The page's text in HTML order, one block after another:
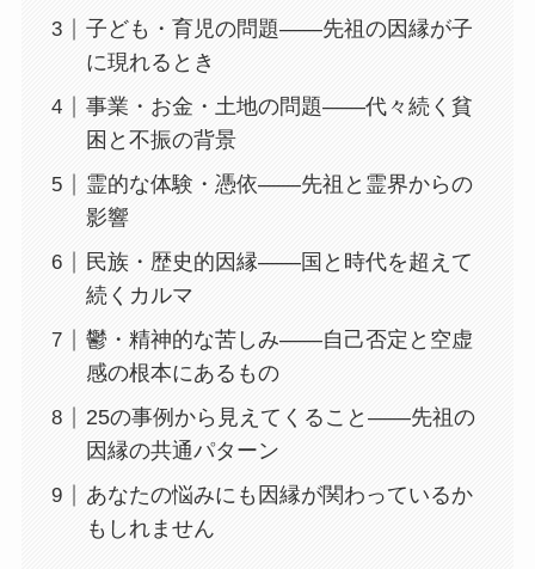
子ども・育児の問題——先祖の因縁が子
に現れるとき
事業・お金・土地の問題——代々続く貧
困と不振の背景
霊的な体験・憑依——先祖と霊界からの
影響
民族・歴史的因縁——国と時代を超えて
続くカルマ
鬱・精神的な苦しみ——自己否定と空虚
感の根本にあるもの
25の事例から見えてくること——先祖の
因縁の共通パターン
あなたの悩みにも因縁が関わっているか
もしれません